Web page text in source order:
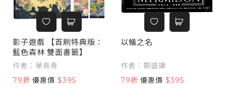
影子遊戲 【首刷特典版：
藍色森林 雙面書籤】
作者：葉長青
79折 優惠價 $395
以蟻之名
作者：鄭盛謙
79折 優惠價 $395